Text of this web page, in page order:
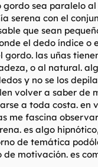
gordo sea paralelo
serena con el
que sean
el dedo índice o
gordo. las uñas
o al natural.
y no se los
volver a saber de
a toda costa. en
me fascina
es algo
de temática
motivación. es